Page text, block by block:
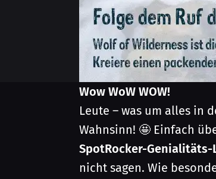
Wow WoW WOW!
Leute – was um alles in
Wahnsinn! 🤩 Einfach
SpotRocker-
nicht sagen. Wie